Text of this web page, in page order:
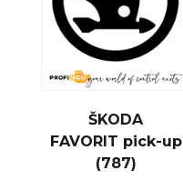
ŠKODA
FAVORIT pick-up
(787)